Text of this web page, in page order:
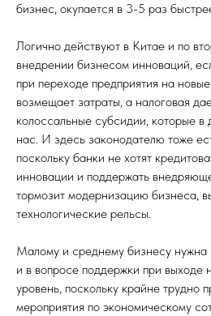
бизнес, окупается в 3-5 раз
Логично действуют в Китае и по
внедрении бизнесом инноваций,
при переходе предприятия на
возмещает затраты, а налоговая
колоссальные субсидии, которые в
нас. И здесь законодателю тоже
поскольку банки не хотят
инновации и поддержать
тормозит модернизацию бизнеса,
технологические рельсы.
Малому и среднему бизнесу нужна
и в вопросе поддержки при выходе
уровень, поскольку крайне трудно
мероприятия по экономическому